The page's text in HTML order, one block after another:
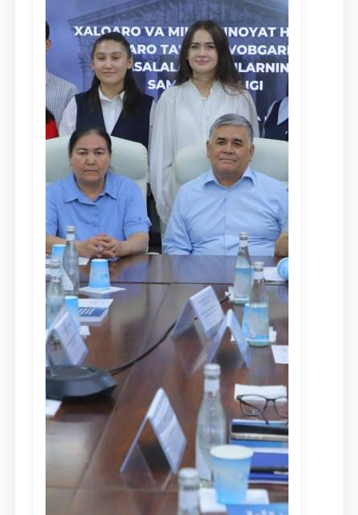
Ism va familiyangiz
Telefon raqamingiz
Pochta
yuborish